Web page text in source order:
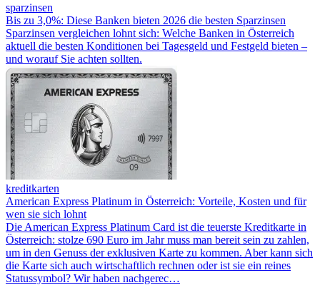
sparzinsen
Bis zu 3,0%: Diese Banken bieten 2026 die besten Sparzinsen
Sparzinsen vergleichen lohnt sich: Welche Banken in Österreich
aktuell die besten Konditionen bei Tagesgeld und Festgeld bieten –
und worauf Sie achten sollten.
kreditkarten
American Express Platinum in Österreich: Vorteile, Kosten und für
wen sie sich lohnt
Die American Express Platinum Card ist die teuerste Kreditkarte in
Österreich: stolze 690 Euro im Jahr muss man bereit sein zu zahlen,
um in den Genuss der exklusiven Karte zu kommen. Aber kann sich
die Karte sich auch wirtschaftlich rechnen oder ist sie ein reines
Statussymbol? Wir haben nachgerec…